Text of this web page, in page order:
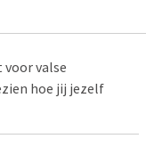
valse
hoe jij jezelf